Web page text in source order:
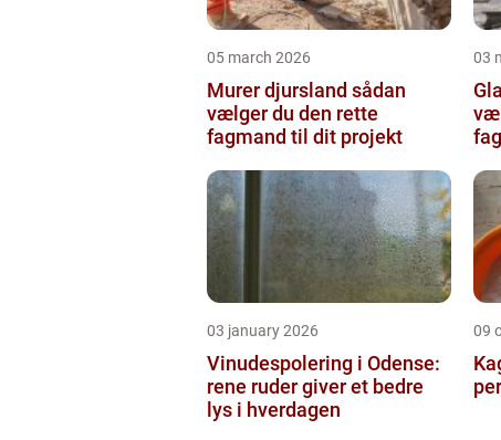
05 march 2026
Murer djursland sådan
vælger du den rette
fagmand til dit projekt
03
03 january 2026
Vinudespolering i Odense:
rene ruder giver et bedre
lys i hverdagen
09